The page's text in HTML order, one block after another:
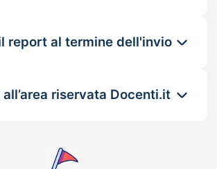
report al termine dell'invio
riservata Docenti.it